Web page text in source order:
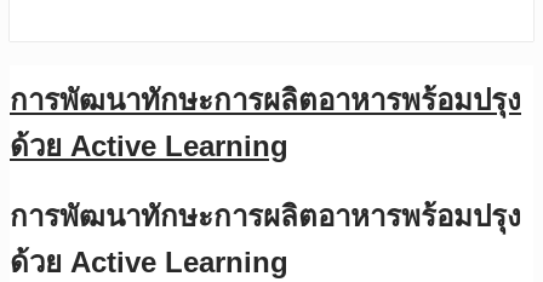
การพัฒนาทักษะการผลิตอาหารพร้อมปรุง
ด้วย Active Learning
การพัฒนาทักษะการผลิตอาหารพร้อมปรุง
ด้วย Active Learning